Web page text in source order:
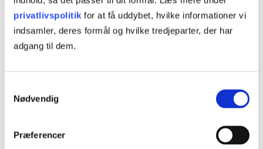
privatlivspolitik for at få uddybet, hvilke informationer vi
indsamler, deres formål og hvilke tredjeparter, der har
adgang til dem.
Nødvendig
Præferencer
effektivitet, teknologi og bæredygtighed.
Læs mere
Hvad er Åbent værksted?
Kurser i Åbent værksted er selvstudie, hvor du arbejder
selv med kursets materiale på vores kursuscenter i det